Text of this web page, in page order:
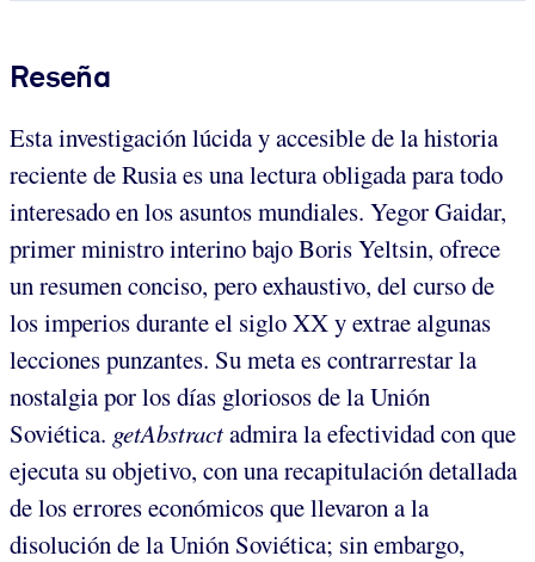
Reseña
Esta investigación lúcida y accesible de la historia
reciente de Rusia es una lectura obligada para todo
interesado en los asuntos mundiales. Yegor Gaidar,
primer ministro interino bajo Boris Yeltsin, ofrece
un resumen conciso, pero exhaustivo, del curso de
los imperios durante el siglo XX y extrae algunas
lecciones punzantes. Su meta es contrarrestar la
nostalgia por los días gloriosos de la Unión
Soviética. getAbstractadmira la efectividad con que
ejecuta su objetivo, con una recapitulación detallada
de los errores económicos que llevaron a la
disolución de la Unión Soviética; sin embargo,